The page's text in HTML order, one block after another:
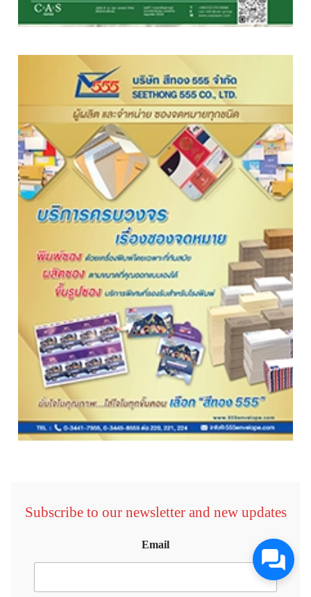
Subscribe to our newsletter and new updates
Email